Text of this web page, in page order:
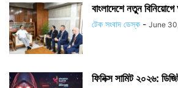
বাংলাদেশে নতুন
টেক সংবাদ ডেস্ক - June
ফিনিক্স সামিট ২০২৬: